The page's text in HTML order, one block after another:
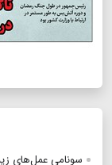
سونامی عمل‌های